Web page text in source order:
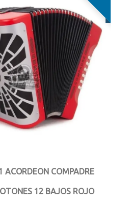
ACORDEON COMPADRE
12 BAJOS ROJO